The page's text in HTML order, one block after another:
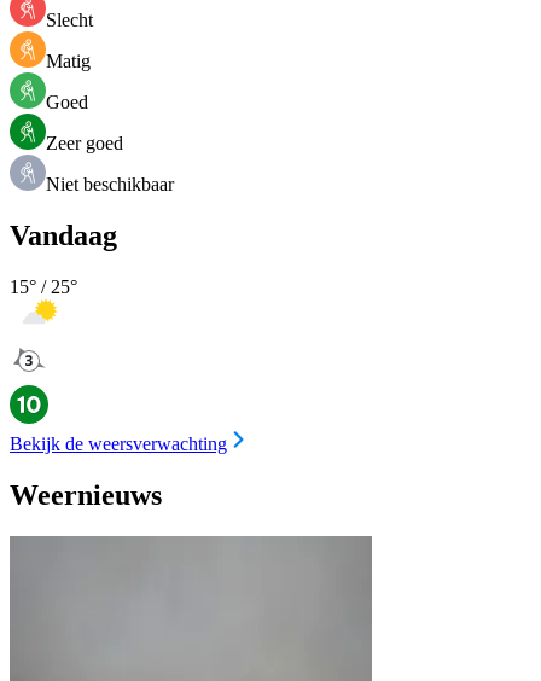
Slecht
Matig
Goed
Zeer goed
Niet beschikbaar
Vandaag
15° / 25°
Bekijk de weersverwachting
Weernieuws